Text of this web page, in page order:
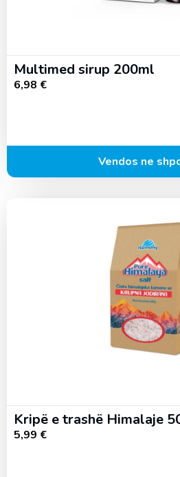
Multimed sirup 200ml
6,98 €
Vendos ne
Kripë e trashë Himalaje
5,99 €